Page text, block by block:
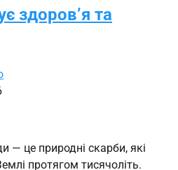
здоров’я та
— це природні скарби, які
протягом тисячоліть.